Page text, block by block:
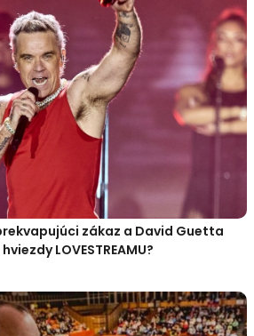
zákaz a David Guetta
LOVESTREAMU?